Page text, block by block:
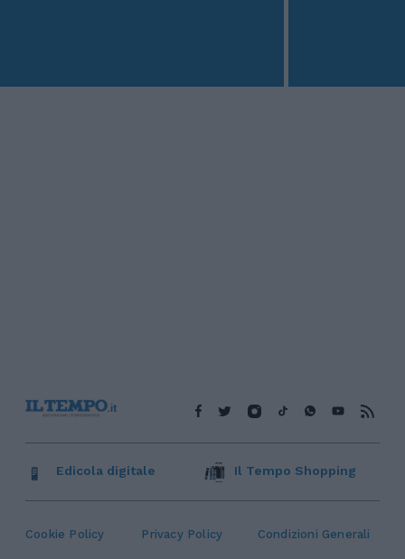
Cookie Policy Privacy Policy Condizioni Generali
Edicola digitale Il Tempo Shopping